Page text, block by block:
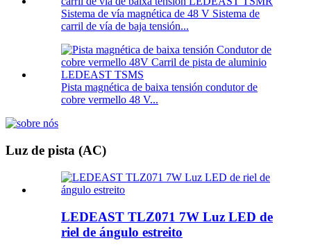
Sistema de vía magnética de 48 V Sistema de
carril de vía de baja tensión...
Pista magnética de baixa tensión condutor de
cobre vermello 48 V...
Luz de pista (AC)
LEDEAST TLZ071 7W Luz LED de
riel de ángulo estreito